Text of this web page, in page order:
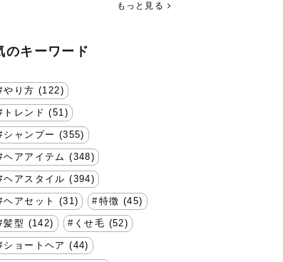
もっと見る
のキーワード
やり方 (122)
トレンド (51)
シャンプー (355)
ヘアアイテム (348)
ヘアスタイル (394)
ヘアセット (31) 特徴 (45)
髪型 (142) くせ毛 (52)
ショートヘア (44)